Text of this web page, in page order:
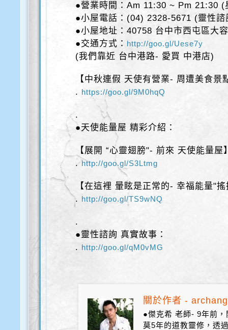
●營業時間：Am 11:30 ~ Pm 21:30 (
●小屋電話：(04) 2328-5671 (靈性
●小屋地址：40758 台中市西屯區大
●交通方式： http://goo.gl/Uese7y
(我們靠近 台中港路- 愛買 中港店)
【中秋連假 天使有營業- 周遭美食景
. https://goo.gl/9M0hqQ
.
●天使能量屋 精彩介紹：
【展開 “心靈翅膀"- 前來 天使能量屋
.http://goo.gl/S3Ltmg
【在這裡 暈眩是正常的- 幸福能量"
. http://goo.gl/TS9wNQ
.
●靈性諮詢 真實故事：
. http://goo.gl/qM0vMG
關於作者 -
●傑克希 老師- 9年前
莫5年的道教靈修，透